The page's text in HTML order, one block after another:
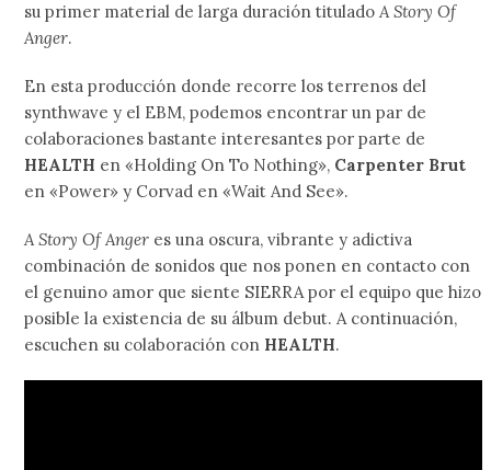
su primer material de larga duración tituladoA Story Of
Anger.
En esta producción donde recorre los terrenos del
synthwave y el EBM, podemos encontrar un par de
colaboraciones bastante interesantes por parte de
HEALTH en «Holding On To Nothing», Carpenter Brut
en «Power» y Corvad en «Wait And See».
A Story Of Anger es una oscura, vibrante y adictiva
combinación de sonidos que nos ponen en contacto con
el genuino amor que siente SIERRA por el equipo que hizo
posible la existencia de su álbum debut. A continuación,
escuchen su colaboración con HEALTH.